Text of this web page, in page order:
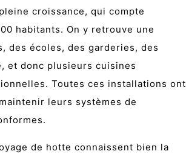
croissance, qui compte
habitants. On y retrouve une
des écoles, des garderies, des
et donc plusieurs cuisines
Toutes ces installations ont
leurs systèmes de
de hotte connaissent bien la